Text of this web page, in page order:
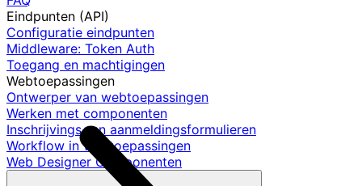
Eindpunten (API)
Configuratie eindpunten
Middleware: Token Auth
Toegang en machtigingen
Webtoepassingen
Ontwerper van webtoepassingen
Werken met componenten
Inschrijvings- en aanmeldingsformulieren
Workflow in webtoepassingen
Web Designer Componenten